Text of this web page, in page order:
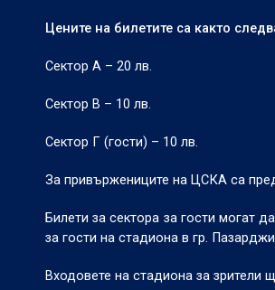
Цените на билетите са както
Сектор А – 20 лв.
Сектор В – 10 лв.
Сектор Г (гости) – 10 лв.
За привържениците на ЦСКА са
Билети за сектора за гости могат
за гости на стадиона в гр.
Входовете на стадиона за зрители